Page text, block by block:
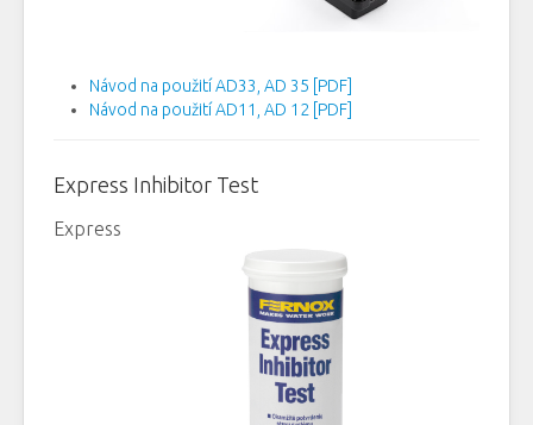
Návod na použití AD33, AD 35 [PDF]
Návod na použití AD11, AD 12 [PDF]
Express Inhibitor Test
Express